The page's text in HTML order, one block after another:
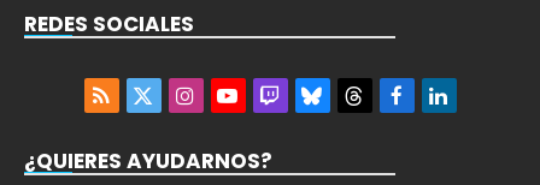
REDES SOCIALES
RSS
X
InstagramYouTubeTwitchBlueskyThreadsFacebookLinkedIn
¿QUIERES AYUDARNOS?